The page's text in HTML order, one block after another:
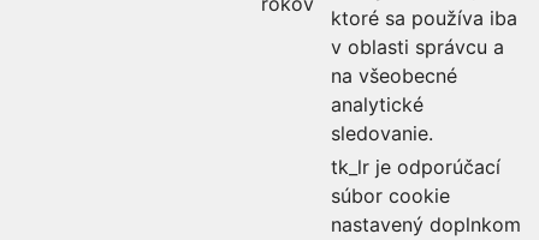
ktoré sa používa iba
v oblasti správcu a
na všeobecné
analytické
sledovanie.
tk_lr je odporúčací
súbor cookie
nastavený doplnkom